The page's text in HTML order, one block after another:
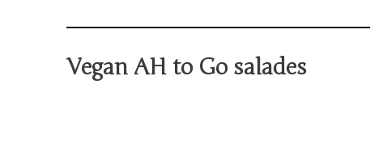
Vegan AH to Go salades